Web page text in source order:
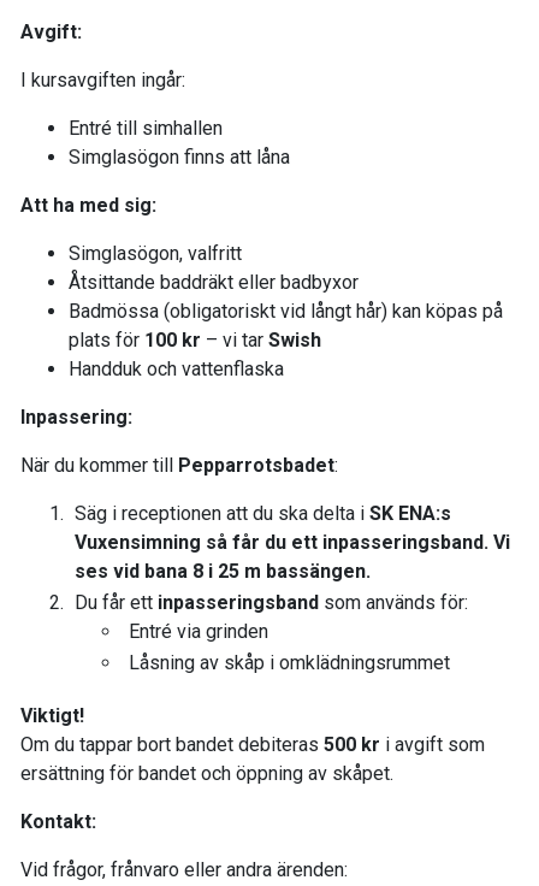
Avgift:
I kursavgiften ingår:
Entré till simhallen
Simglasögon finns att låna
Att ha med sig:
Simglasögon, valfritt
Åtsittande baddräkt eller badbyxor
Badmössa (obligatoriskt vid långt hår) kan köpas på
plats för 100 kr – vi tar Swish
Handduk och vattenflaska
Inpassering:
När du kommer till Pepparrotsbadet:
Säg i receptionen att du ska delta i SK ENA:s
Vuxensimning så får du ett inpasseringsband. Vi
ses vid bana 8 i 25 m bassängen.
Du får ett inpasseringsband som används för:
Entré via grinden
Låsning av skåp i omklädningsrummet
Viktigt!
Om du tappar bort bandet debiteras 500 kr i avgift som
ersättning för bandet och öppning av skåpet.
Kontakt:
Vid frågor, frånvaro eller andra ärenden: